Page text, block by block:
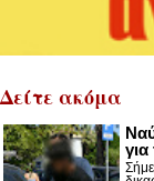
Δείτε ακόμα